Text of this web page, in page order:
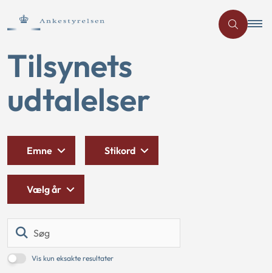
Tilsynets
udtalelser
Vis kun eksakte resultater
Emne Stikord
Vælg år